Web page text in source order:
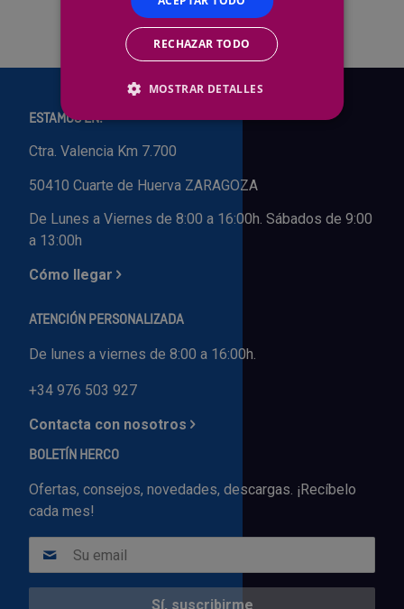
ESTAMOS EN:
Ctra. Valencia Km 7.700
50410 Cuarte de Huerva ZARAGOZA
De Lunes a Viernes de 8:00 a 16:00h. Sábados de 9:00
a 13:00h
Cómo llegar
ATENCIÓN PERSONALIZADA
De lunes a viernes de 8:00 a 16:00h.
+34 976 503 927
Contacta con nosotros
BOLETÍN HERCO
Ofertas, consejos, novedades, descargas. ¡Recíbelo
cada mes!
Outlet Soldadura
Outlet Técnica de fluidos
Outlet Tornilleria
Outlet Ventilación y calefacción
Outlet Vestuario Laboral y Seguridad
RECHAZAR TODO
MOSTRAR DETALLES